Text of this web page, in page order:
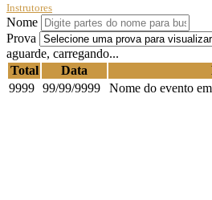
Instrutores
Nome
Prova
aguarde, carregando...
Total
Data
9999 99/99/9999 Nome do evento